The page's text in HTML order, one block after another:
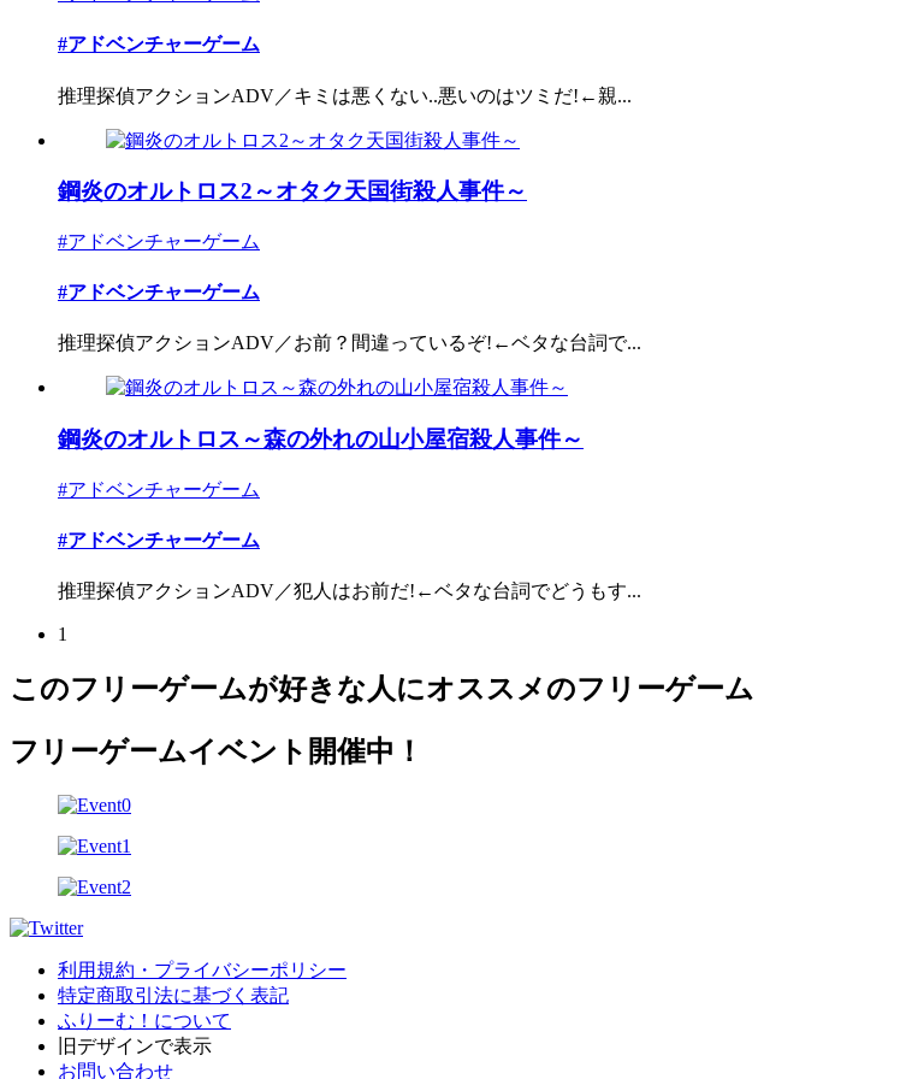
#アドベンチャーゲーム
推理探偵アクションADV／キミは悪くない..悪いのはツミだ!←親...
鋼炎のオルトロス2～オタク天国街殺人事件～
#アドベンチャーゲーム
#アドベンチャーゲーム
推理探偵アクションADV／お前？間違っているぞ!←ベタな台詞で...
鋼炎のオルトロス～森の外れの山小屋宿殺人事件～
#アドベンチャーゲーム
#アドベンチャーゲーム
推理探偵アクションADV／犯人はお前だ!←ベタな台詞でどうもす...
1
このフリーゲームが好きな人にオススメのフリーゲーム
フリーゲームイベント開催中！
利用規約・プライバシーポリシー
特定商取引法に基づく表記
ふりーむ！について
旧デザインで表示
お問い合わせ